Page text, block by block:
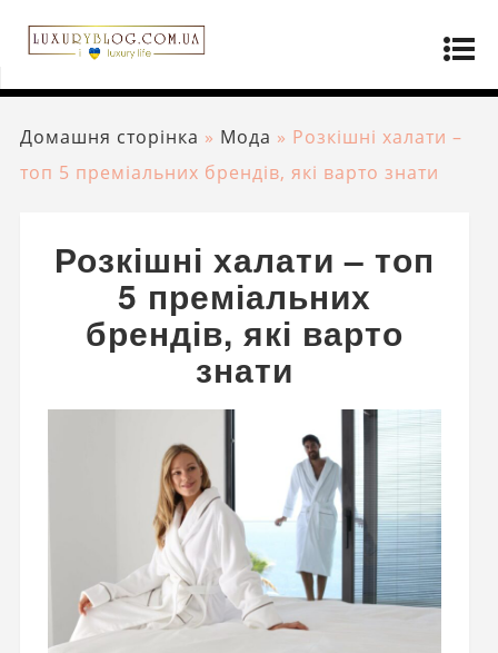
Домашня сторінка » Мода » Розкішні халати –
топ 5 преміальних брендів, які варто знати
Розкішні халати – топ
5 преміальних
брендів, які варто
знати